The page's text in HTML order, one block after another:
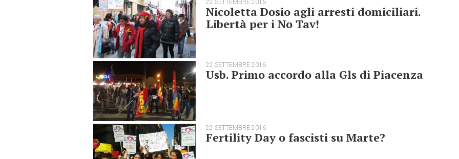
22 SETTEMBRE 2016
Nicoletta Dosio agli arresti domiciliari.
Libertà per i No Tav!
22 SETTEMBRE 2016
Usb. Primo accordo alla Gls di Piacenza
22 SETTEMBRE 2016
Fertility Day o fascisti su Marte?